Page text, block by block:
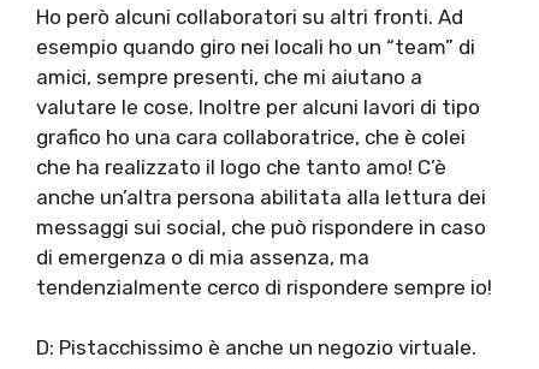
Ho però alcuni collaboratori su altri fronti. Ad
esempio quando giro nei locali ho un “team” di
amici, sempre presenti, che mi aiutano a
valutare le cose. Inoltre per alcuni lavori di tipo
grafico ho una cara collaboratrice, che è colei
che ha realizzato il logo che tanto amo! C’è
anche un’altra persona abilitata alla lettura dei
messaggi sui social, che può rispondere in caso
di emergenza o di mia assenza, ma
tendenzialmente cerco di rispondere sempre io!
D: Pistacchissimo è anche un negozio virtuale.